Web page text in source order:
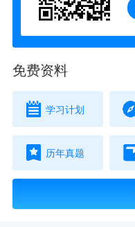
免费资料
学习计划
历年真题